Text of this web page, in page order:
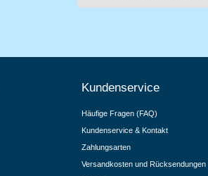
Kundenservice
Häufige Fragen (FAQ)
Kundenservice & Kontakt
Zahlungsarten
Versandkosten und Rücksendungen